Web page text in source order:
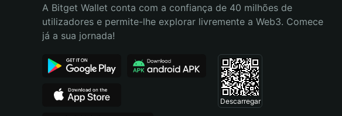
Português (Brasil)
Español (Argentina)
A Bitget Wallet conta com a confiança de 40 milhões de
utilizadores e permite-lhe explorar livremente a Web3. Comece
já a sua jornada!
Descarregar